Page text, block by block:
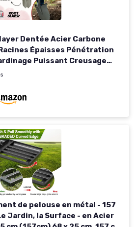
Dentée Acier Carbone
Épaisses Pénétration
Puissant Creusage
Travaux Intensifs Jardin
de pelouse en métal - 157
Jardin, la Surface - en Acier